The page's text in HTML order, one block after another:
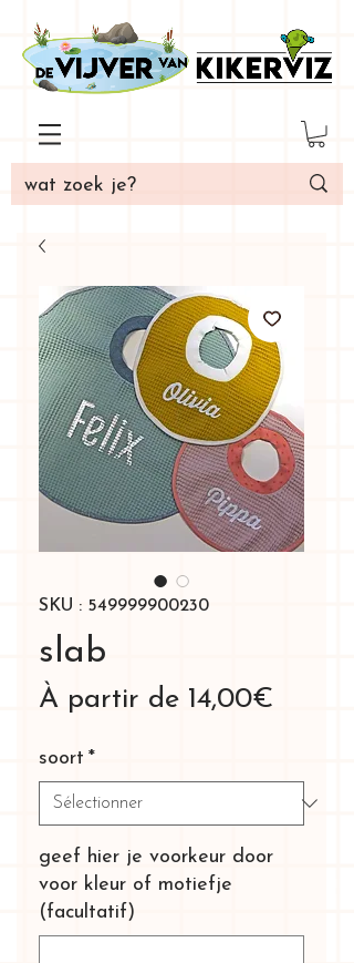
SKU : 549999900230
slab
À partir de 14,00€
soort *
geef hier je voorkeur door
voor kleur of motiefje
(facultatif)